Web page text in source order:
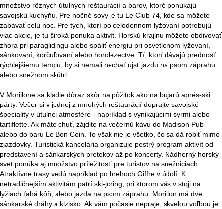
množstvo rôznych útulných reštaurácií a barov, ktoré ponúkajú
savojskú kuchyňu. Pre nočné sovy je tu Le Club 74, kde sa môžete
zabávať celú noc. Pre tých, ktorí po celodennom lyžovaní potrebujú
viac akcie, je tu široká ponuka aktivít. Horskú krajinu môžete obdivovať
zhora pri paraglidingu alebo spáliť energiu pri osvetlenom lyžovaní,
sánkovaní, korčuľovaní alebo horolezectve. Tí, ktorí dávajú prednosť
rýchlejšiemu tempu, by si nemali nechať ujsť jazdu na psom záprahu
alebo snežnom skútri.
V Morillone sa kladie dôraz skôr na pôžitok ako na bujarú aprés-ski
párty. Večer si v jednej z mnohých reštaurácií doprajte savojské
špeciality v útulnej atmosfére - napríklad s vynikajúcimi syrmi alebo
tartiflette. Ak máte chuť, zájdite na večernú kávu do Madison Pub
alebo do baru Le Bon Coin. To však nie je všetko, čo sa dá robiť mimo
zjazdovky. Turistická kancelária organizuje pestrý program aktivít od
predstavení a sánkarských pretekov až po koncerty. Nádherný horský
svet ponúka aj množstvo príležitostí pre turistov na snežniciach.
Atraktívne trasy vedú napríklad po brehoch Giffre v údolí. K
netradičnejším aktivitám patrí ski-joring, pri ktorom vás v stoji na
lyžiach ťahá kôň, alebo jazda na psom záprahu. Morillon má dve
sánkarské dráhy a klzisko. Ak vám počasie nepraje, skvelou voľbou je